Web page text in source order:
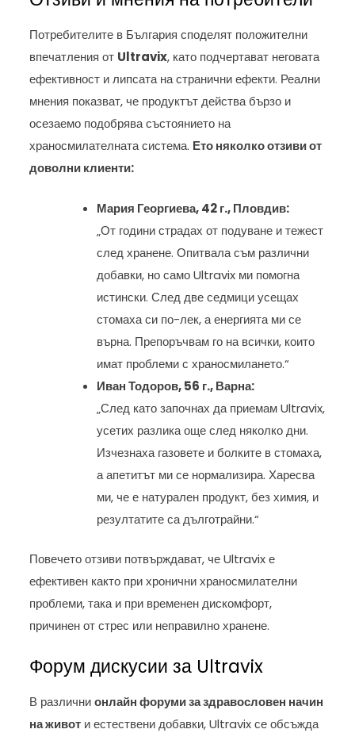
Потребителите в България споделят положителни
впечатления от Ultravix, като подчертават неговата
ефективност и липсата на странични ефекти. Реални
мнения показват, че продуктът действа бързо и
осезаемо подобрява състоянието на
храносмилателната система. Ето няколко отзиви от
доволни клиенти:
Мария Георгиева, 42 г., Пловдив:
„От години страдах от подуване и тежест
след хранене. Опитвала съм различни
добавки, но само Ultravix ми помогна
истински. След две седмици усещах
стомаха си по-лек, а енергията ми се
върна. Препоръчвам го на всички, които
имат проблеми с храносмилането.“
Иван Тодоров, 56 г., Варна:
„След като започнах да приемам Ultravix,
усетих разлика още след няколко дни.
Изчезнаха газовете и болките в стомаха,
а апетитът ми се нормализира. Харесва
ми, че е натурален продукт, без химия, и
резултатите са дълготрайни.“
Повечето отзиви потвърждават, че Ultravix е
ефективен както при хронични храносмилателни
проблеми, така и при временен дискомфорт,
причинен от стрес или неправилно хранене.
Форум дискусии за Ultravix
В различнионлайн форуми за здравословен начин
на живот и естествени добавки, Ultravix се обсъжда